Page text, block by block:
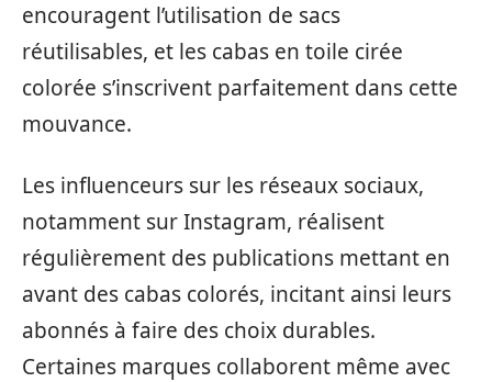
encouragent l’utilisation de sacs
réutilisables, et les cabas en toile cirée
colorée s’inscrivent parfaitement dans cette
mouvance.
Les influenceurs sur les réseaux sociaux,
notamment sur Instagram, réalisent
régulièrement des publications mettant en
avant des cabas colorés, incitant ainsi leurs
abonnés à faire des choix durables.
Certaines marques collaborent même avec